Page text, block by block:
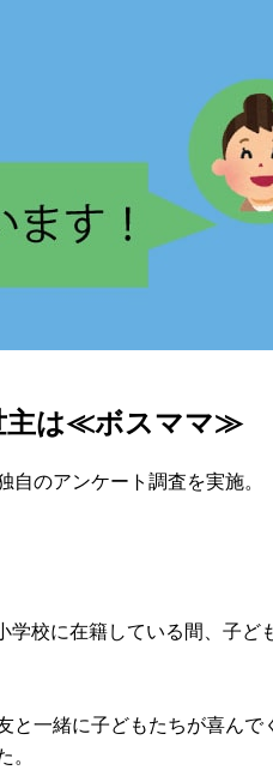
主は≪ボスママ≫
のアンケート調査を実施。
校に在籍している間、子ど
一緒に子どもたちが喜んで
。